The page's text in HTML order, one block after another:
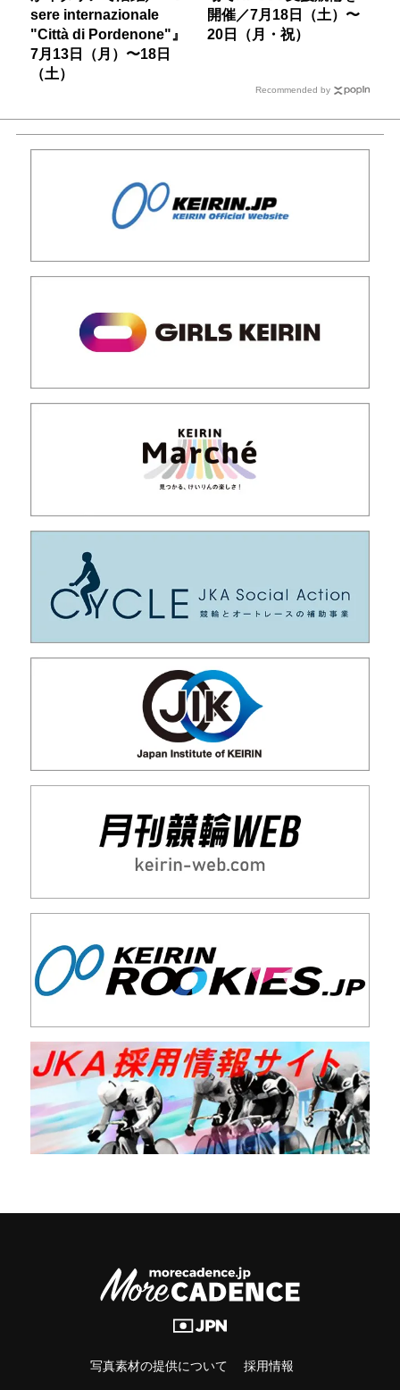
sere internazionale
"Città di Pordenone"』
7月13日（月）〜18日
（土）
開催／7月18日（土）〜
20日（月・祝）
Recommended by
写真素材の提供について 採用情報